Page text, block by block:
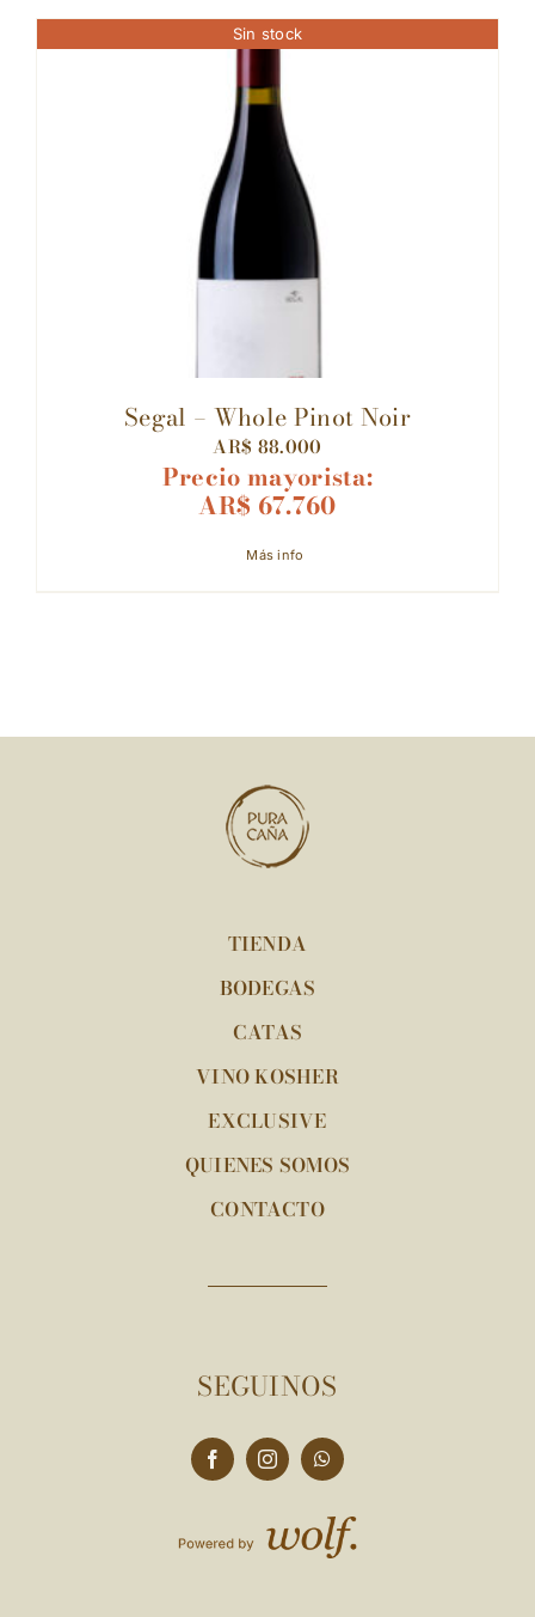
Sin stock
Segal – Whole Pinot Noir
AR$ 88.000
Precio mayorista:
AR$ 67.760
Más info
TIENDA
BODEGAS
CATAS
VINO KOSHER
EXCLUSIVE
QUIENES SOMOS
CONTACTO
SEGUINOS